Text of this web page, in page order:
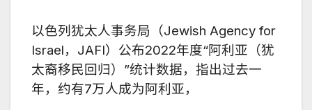
以色列犹太人事务局（Jewish Agency for
Israel， JAFI）公布2022年度“阿利亚（犹
太裔移民回归）”统计数据，指出过去一
年，约有7万人成为阿利亚，